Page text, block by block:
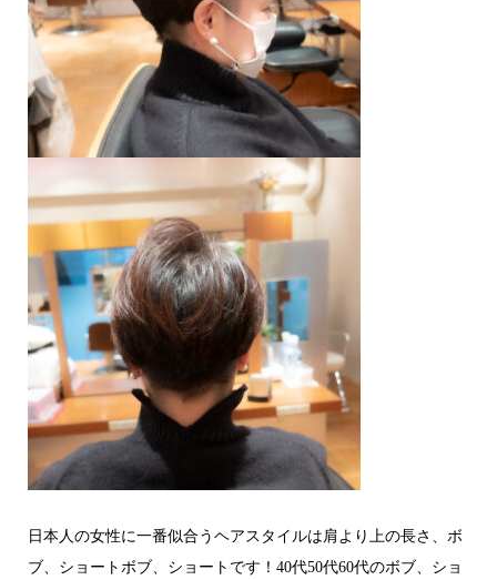
日本人の女性に一番似合うヘアスタイルは肩より上の長さ、ボ
ブ、ショートボブ、ショートです！40代50代60代のボブ、ショ